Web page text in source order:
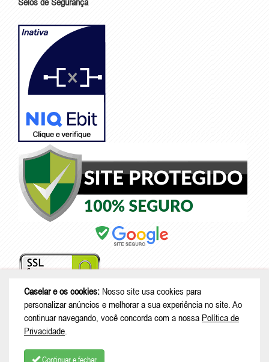
© Copyright 2026 - Caselar - CNPJ: 05.101.950/0001-26 |Rodovia
Deputado Genésio Tureck, 222 - Boehmerwald - São Bento do Sul - SC
Caselar e os cookies: Nosso site usa cookies para
personalizar anúncios e melhorar a sua experiência no site. Ao
continuar navegando, você concorda com a nossa Política de
Privacidade
Continuar e fechar